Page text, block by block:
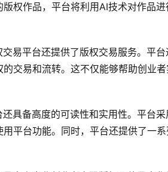
权作品，平台将利用AI技术对作品
易平台还提供了版权交易服务。平
交易和流转。这不仅能够帮助创业
具备高度的可读性和实用性。平台
平台功能。同时，平台还提供了一